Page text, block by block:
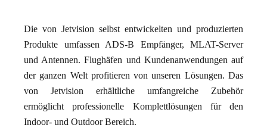
Die von Jetvision selbst entwickelten und produzierten
Produkte umfassen ADS-B Empfänger, MLAT-Server
und Antennen​. Flughäfen und Kundenanwendungen auf
der ganzen Welt profitieren von unseren Lösungen. Das
von Jetvision erhältliche umfangreiche Zubehör
ermöglicht professionelle Komplettlösungen für den
Indoor- und Outdoor Bereich.